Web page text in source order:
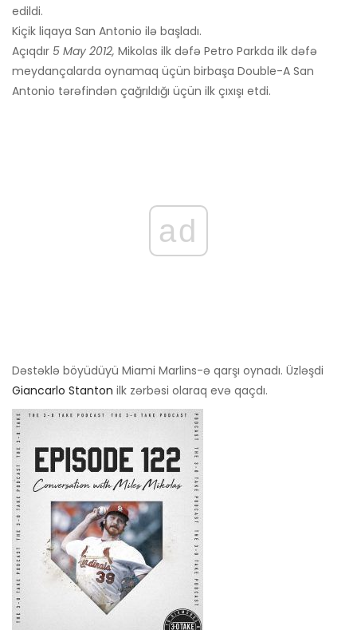
edildi.
Kiçik liqaya San Antonio ilə başladı.
Açıqdır 5 May 2012, Mikolas ilk dəfə Petro Parkda ilk dəfə
meydançalarda oynamaq üçün birbaşa Double-A San
Antonio tərəfindən çağrıldığı üçün ilk çıxışı etdi.
ad
Dəstəklə böyüdüyü Miami Marlins-ə qarşı oynadı. Üzləşdi
Giancarlo Stanton ilk zərbəsi olaraq evə qaçdı.